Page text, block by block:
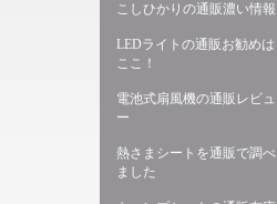
こしひかりの通販濃い情報
LEDライトの通販お勧めは
ここ！
電池式扇風機の通販レビュ
ー
熱さまシートを通販で調べ
ました